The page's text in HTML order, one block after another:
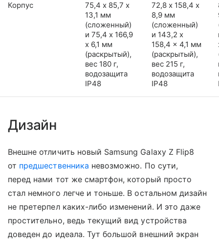
Корпус
75,4 х 85,7 х
13,1 мм
(сложенный)
и 75,4 x 166,9
x 6,1 мм
(раскрытый),
вес 180 г,
водозащита
IP48
72,8 х 158,4 х
8,9 мм
(сложенный)
и 143,2 x
158,4 x 4,1 мм
(раскрытый),
вес 215 г,
водозащита
IP48
Дизайн
Внешне отличить новый Samsung Galaxy Z Flip8
от предшественника невозможно. По сути,
перед нами тот же смартфон, который просто
стал немного легче и тоньше. В остальном дизайн
не претерпел каких-либо изменений. И это даже
простительно, ведь текущий вид устройства
доведен до идеала. Тут большой внешний экран